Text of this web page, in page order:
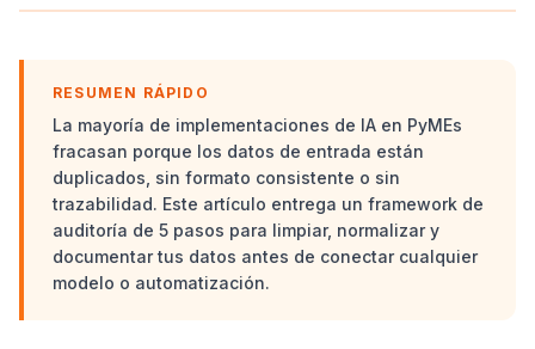
RESUMEN RÁPIDO
La mayoría de implementaciones de IA en PyMEs
fracasan porque los datos de entrada están
duplicados, sin formato consistente o sin
trazabilidad. Este artículo entrega un framework de
auditoría de 5 pasos para limpiar, normalizar y
documentar tus datos antes de conectar cualquier
modelo o automatización.